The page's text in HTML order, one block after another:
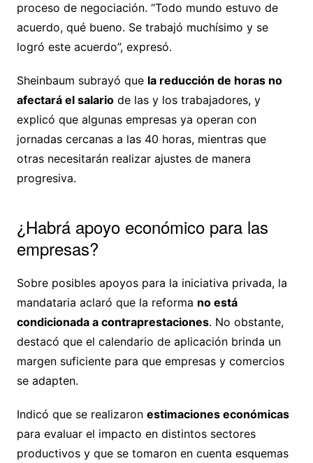
proceso de negociación. “Todo mundo estuvo de
acuerdo, qué bueno. Se trabajó muchísimo y se
logró este acuerdo”, expresó.
Sheinbaum subrayó que la reducción de horas no
afectará el salariode las y los trabajadores, y
explicó que algunas empresas ya operan con
jornadas cercanas a las 40 horas, mientras que
otras necesitarán realizar ajustes de manera
progresiva.
¿Habrá apoyo económico para las
empresas?
Sobre posibles apoyos para la iniciativa privada, la
mandataria aclaró que la reforma no está
condicionada a contraprestaciones. No obstante,
destacó que el calendario de aplicación brinda un
margen suficiente para que empresas y comercios
se adapten.
Indicó que se realizaron estimaciones económicas
para evaluar el impacto en distintos sectores
productivos y que se tomaron en cuenta esquemas